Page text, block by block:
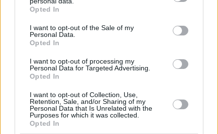
grant or deny consent to Google and its third-party tags to
use your data for below specified purposes in below Google
consent section.
Opted In
I want to opt-out of the Sale of my
Personal Data.
Opted In
I want to opt-out of processing my
Personal Data for Targeted Advertising.
Opted In
I want to opt-out of Collection, Use,
Retention, Sale, and/or Sharing of my
Personal Data that Is Unrelated with the
Purposes for which it was collected.
Opted In
negocio al 100%.
Por eso hemos diseñado un sistema capaz de
ayudar a tu negocio a adaptarse a las
circunstancias actuales que nuestro país está
viviendo. Contamos con una carta de servicios
trabajo en tu negocio o empresa para que
puedas ofrecer a tus clientes la seguridad y el
apoyo que merecen. Llega la transformación